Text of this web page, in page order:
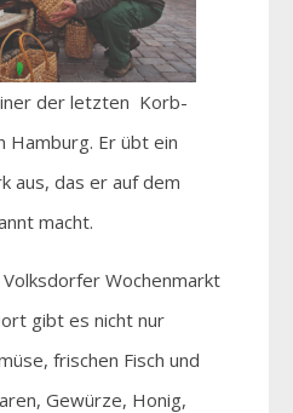
der letzten Korb-
Hamburg. Er übt ein
aus, das er auf dem
macht.
Wochenmarkt
gibt es nicht nur
frischen Fisch und
Gewürze, Honig,